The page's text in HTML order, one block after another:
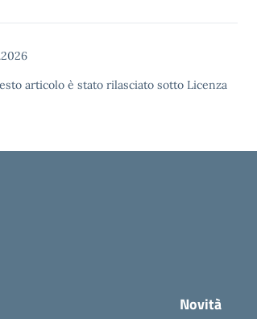
articolo è stato rilasciato sotto Licenza
Novità